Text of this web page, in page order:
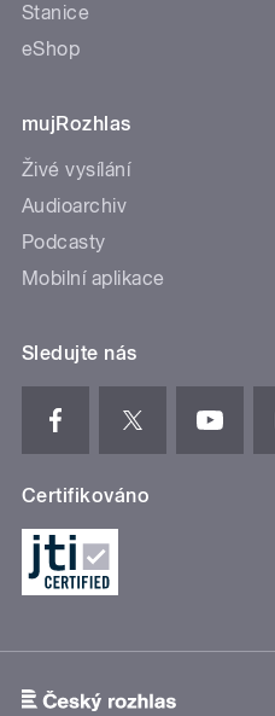
Stanice
eShop
mujRozhlas
Živé vysílání
Audioarchiv
Podcasty
Mobilní aplikace
Sledujte nás
Certifikováno